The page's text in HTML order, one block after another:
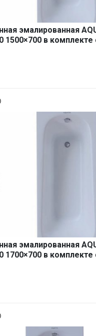
эмалированная
1500×700 в комплекте
эмалированная
1700×700 в комплекте